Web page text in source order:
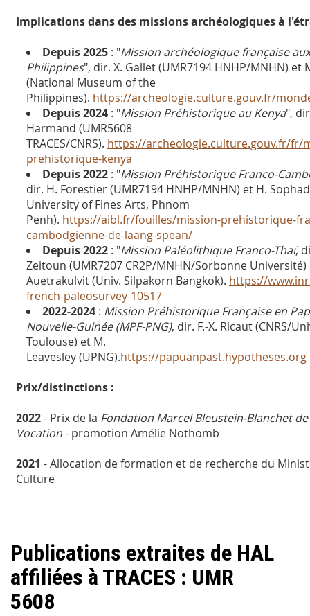
Implications dans des missions archéologiques à
Depuis 2025 : "Mission archéologique française aux
Philippines", dir. X. Gallet (UMR7194 HNHP/MNHN) et
(National Museum of the
Philippines). https://archeologie.culture.gouv.fr/
Depuis 2024 : "Mission Préhistorique au Kenya",
Harmand (UMR5608
TRACES/CNRS). https://archeologie.culture.gouv.fr/fr/
prehistorique-kenya
Depuis 2022 : "Mission Préhistorique Franco-
dir. H. Forestier (UMR7194 HNHP/MNHN) et H.
University of Fines Arts, Phnom
Penh). https://aibl.fr/fouilles/mission-prehistorique-
cambodgienne-de-laang-spean/
Depuis 2022 : "Mission Paléolithique Franco-Thaï,
Zeitoun (UMR7207 CR2P/MNHN/Sorbonne Université)
Auetrakulvit (Univ. Silpakorn Bangkok). https://
french-paleosurvey-10517
2022-2024 : Mission Préhistorique Française en
Nouvelle-Guinée (MPF-PNG), dir. F.-X. Ricaut (CNRS/
Toulouse) et M.
Leavesley (UPNG).https://papuanpast.hypotheses.org
Prix/distinctions :
2022- Prix de la Fondation Marcel Bleustein-Blanchet
Vocation- promotion Amélie Nothomb
2021 - Allocation de formation et de recherche du
Culture
Publications extraites de HAL
affiliées à TRACES : UMR
5608